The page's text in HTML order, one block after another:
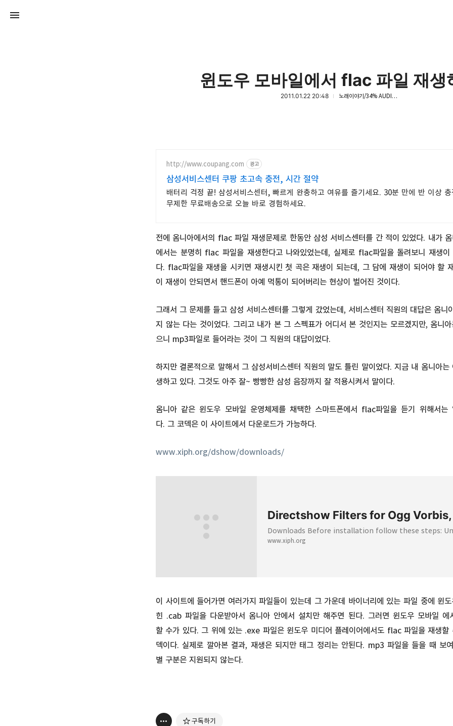
윈도우 모바일에서 flac 파일 재생
2011.01.22 20:48 노래이야기/34% AUDIOPHILE
http://www.coupang.com 광고
삼성서비스센터 쿠팡 초고속 충전, 시간 절약
배터리 걱정 끝! 삼성서비스센터, 빠르게 완충하고 여유를 즐기세요. 30분 만에 반 이상
무제한 무료배송으로 오늘 바로 경험하세요.
전에 옴니아에서의 flac 파일 재생문제로 한동안 삼성 서비스센터를 간 적이 있었다. 내가
에서는 분명히 flac 파일을 재생한다고 나와있었는데, 실제로 flac파일을 돌려보니 재생이
다. flac파일을 재생을 시키면 재생시킨 첫 곡은 재생이 되는데, 그 담에 재생이 되어야 할
이 재생이 안되면서 핸드폰이 아예 먹통이 되어버리는 현상이 벌어진 것이다.
그래서 그 문제를 들고 삼성 서비스센터를 그렇게 갔었는데, 서비스센터 직원의 대답은 옴
지 않는 다는 것이었다. 그리고 내가 본 그 스펙표가 어디서 본 것인지는 모르겠지만, 옴니
으니 mp3파일로 들어라는 것이 그 직원의 대답이었다.
하지만 결론적으로 말해서 그 삼성서비스센터 직원의 말도 틀린 말이었다. 지금 내 옴니아
생하고 있다. 그것도 아주 잘~ 빵빵한 삼성 음장까지 잘 적용시켜서 말이다.
옴니아 같은 윈도우 모바일 운영체제를 채택한 스마트폰에서 flac파일을 듣기 위해서는
다. 그 코덱은 이 사이트에서 다운로드가 가능하다.
www.xiph.org/dshow/downloads/
Downloads Before installation follow these steps:
www.xiph.org
이 사이트에 들어가면 여러가지 파일들이 있는데 그 가운데 바이너리에 있는 파일 중에 윈
힌 .cab 파일을 다운받아서 옴니아 안에서 설치만 해주면 된다. 그러면 윈도우 모바일
할 수가 있다. 그 위에 있는 .exe 파일은 윈도우 미디어 플레이어에서도 flac 파일을 재생할
덱이다. 실제로 깔아본 결과, 재생은 되지만 태그 정리는 안된다. mp3 파일을 들을 때 보
별 구분은 지원되지 않는다.
구독하기